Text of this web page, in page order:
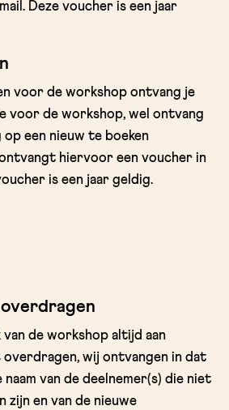
Deze voucher is een jaar
voor de workshop ontvang je
voor de workshop, wel ontvang
een nieuw te boeken
hiervoor een voucher in
is een jaar geldig.
de workshop altijd aan
overdragen, wij ontvangen in dat
naam van de deelnemer(s) die niet
zijn en van de nieuwe